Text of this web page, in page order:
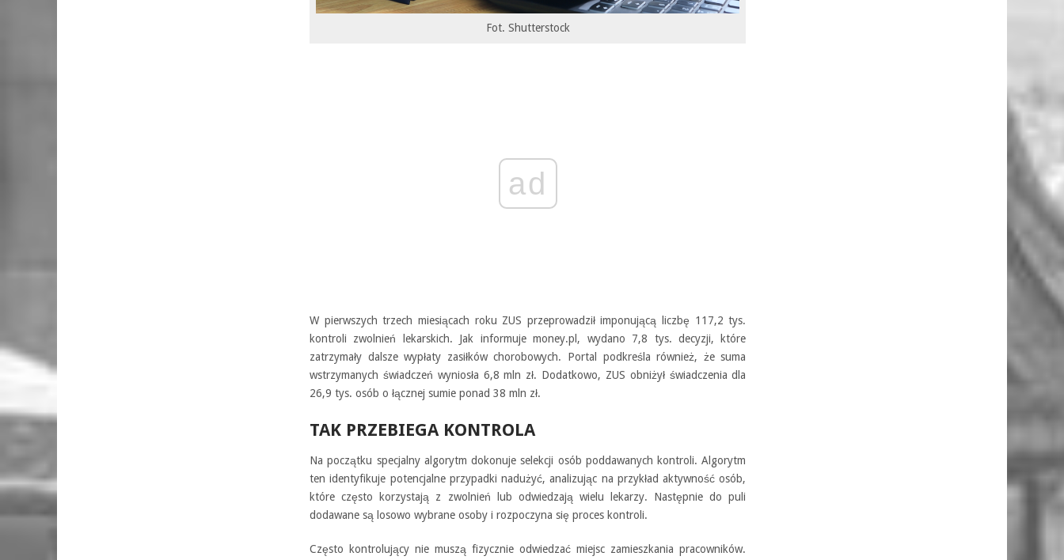
Fot. Shutterstock
ad
W pierwszych trzech miesiącach roku ZUS przeprowadził imponującą liczbę 117,2 tys.
kontroli zwolnień lekarskich. Jak informuje money.pl, wydano 7,8 tys. decyzji, które
zatrzymały dalsze wypłaty zasiłków chorobowych. Portal podkreśla również, że suma
wstrzymanych świadczeń wyniosła 6,8 mln zł. Dodatkowo, ZUS obniżył świadczenia dla
26,9 tys. osób o łącznej sumie ponad 38 mln zł.
TAK PRZEBIEGA KONTROLA
Na początku specjalny algorytm dokonuje selekcji osób poddawanych kontroli. Algorytm
ten identyfikuje potencjalne przypadki nadużyć, analizując na przykład aktywność osób,
które często korzystają z zwolnień lub odwiedzają wielu lekarzy. Następnie do puli
dodawane są losowo wybrane osoby i rozpoczyna się proces kontroli.
Często kontrolujący nie muszą fizycznie odwiedzać miejsc zamieszkania pracowników.